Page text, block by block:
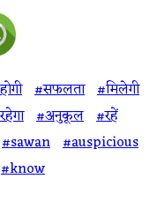
#सफलता #मिलेगी
#अनुकूल #रहें
#sawan #auspicious
#know